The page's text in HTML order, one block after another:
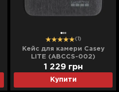
(1)
Кейс для камери Casey
LITE (ABCCS-002)
Купити
1 229 грн